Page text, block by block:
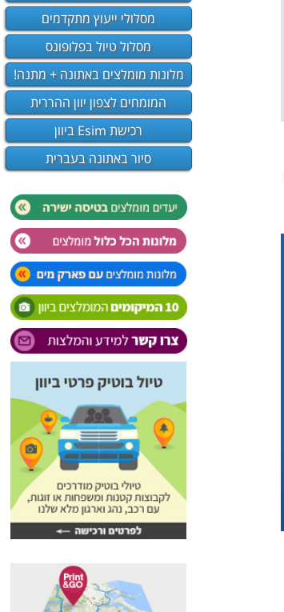
מסלולי ייעוץ מתקדמים
מסלול טיול בפלופונס
מלונות מומלצים באתונה + מתנה!
המומחים לצפון יוון ההררית
רכישת Esim ביוון
סיור באתונה בעברית